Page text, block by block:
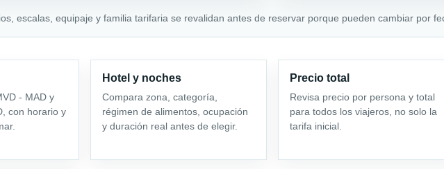
escalas, equipaje y familia tarifaria se revalidan antes de reservar porque pueden cambiar por
- MAD y
con horario y
Hotel y noches
Compara zona, categoría,
régimen de alimentos, ocupación
y duración real antes de elegir.
Precio total
Revisa precio por persona y total
para todos los viajeros, no solo la
tarifa inicial.